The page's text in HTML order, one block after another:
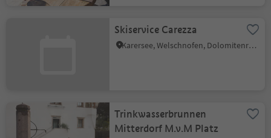
Skiservice Carezza
Karersee, Welschnofen, Dolomitenregion Eggental
Trinkwasserbrunnen
Mitterdorf M.v.M Platz